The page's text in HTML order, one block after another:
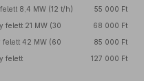
8,4 MW (12 t/h)
55 000 Ft
felett 21 MW (30
68 000 Ft
felett 42 MW (60
85 000 Ft
felett 127 000 Ft